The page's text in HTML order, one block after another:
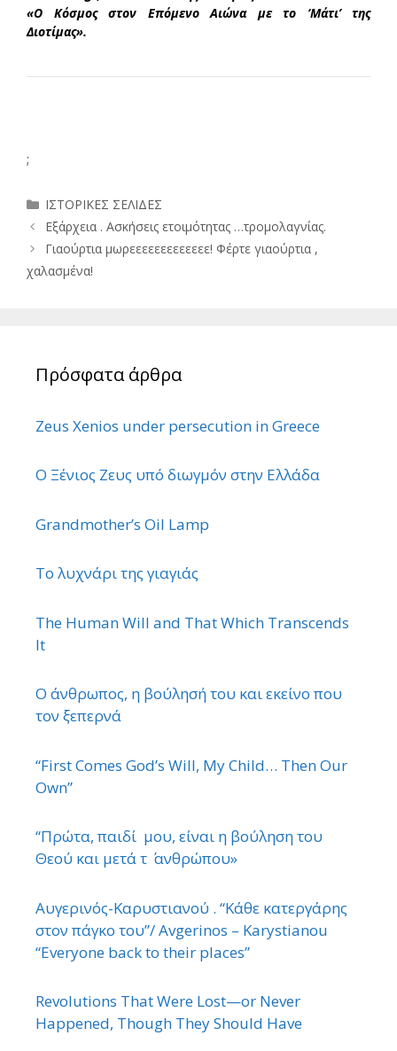
«Ο Κόσμος στον Επόμενο Αιώνα με το ‘Μάτι’ της
Διοτίμας».
;
Κατηγορίες
ΙΣΤΟΡΙΚΕΣ ΣΕΛΙΔΕΣ
Εξάρχεια . Ασκήσεις ετοιμότητας …τρομολαγνίας.
Γιαούρτια μωρεεεεεεεεεεεεε! Φέρτε γιαούρτια ,
χαλασμένα!
Πρόσφατα άρθρα
Zeus Xenios under persecution in Greece
Ο Ξένιος Ζευς υπό διωγμόν στην Ελλάδα
Grandmother’s Oil Lamp
Το λυχνάρι της γιαγιάς
The Human Will and That Which Transcends
It
Ο άνθρωπος, η βούλησή του και εκείνο που
τον ξεπερνά
“First Comes God’s Will, My Child… Then Our
Own”
“Πρώτα, παιδί μου, είναι η βούληση του
Θεού και μετά τ ΄ ανθρώπου»
Αυγερινός-Καρυστιανού . “Κάθε κατεργάρης
στον πάγκο του”/ Avgerinos – Karystianou
“Εveryone back to their places”
Revolutions That Were Lost—or Never
Happened, Though They Should Have